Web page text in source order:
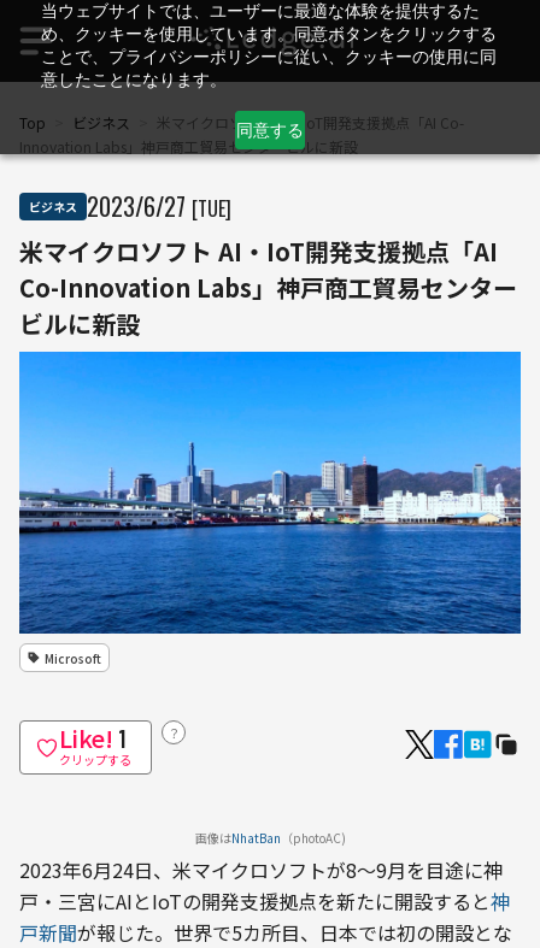
当ウェブサイトでは、ユーザーに最適な体験を提供するた
め、クッキーを使用しています。同意ボタンをクリックする
ことで、プライバシーポリシーに従い、クッキーの使用に同
意したことになります。
同意する
Top ビジネス
米マイクロソフト AI・IoT開発支援拠点「AI Co-
Innovation Labs」神戸商工貿易センタービルに新設
ビジネス 2023/6/27 [TUE]
米マイクロソフト AI・IoT開発支援拠点「AI
Co-Innovation Labs」神戸商工貿易センター
ビルに新設
Microsoft
Like! 1
クリップする
？
画像はNhatBan （photoAC)
2023年6月24日、米マイクロソフトが8〜9月を目途に神
戸・三宮にAIとIoTの開発支援拠点を新たに開設すると神
戸新聞が報じた。世界で5カ所目、日本では初の開設とな